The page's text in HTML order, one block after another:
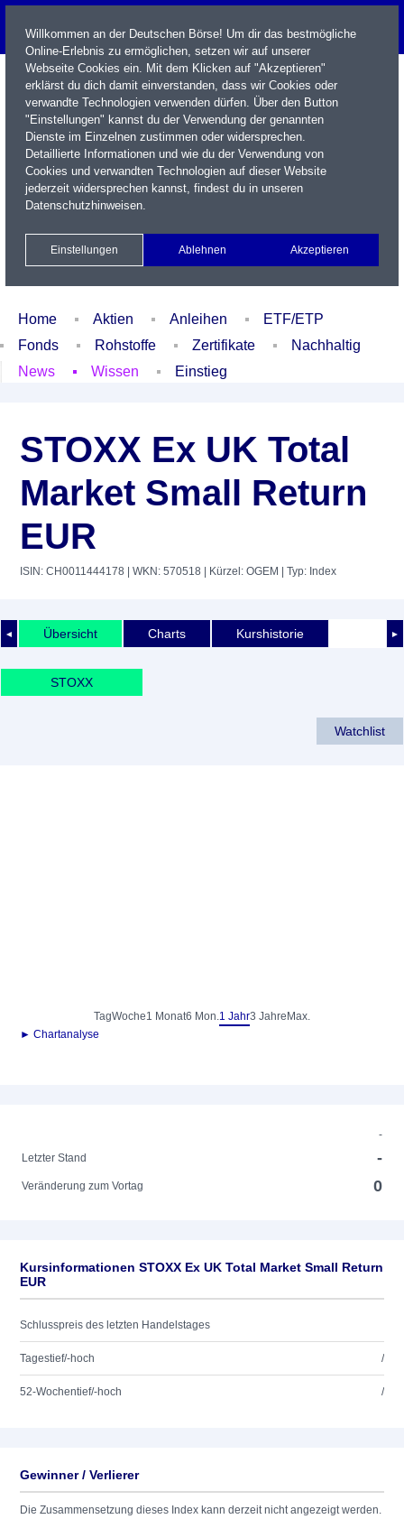
Name / WKN / ISIN / Kürzel
Xetra Realtime
Watchlist Portfolio Login
Home Aktien Anleihen
ETF/ETP
Fonds
Rohstoffe Zertifikate
Nachhaltig
News
Wissen Einstieg
STOXX Ex UK Total
Market Small Return
EUR
ISIN: CH0011444178 | WKN: 570518 | Kürzel: OGEM | Typ: Index
◄ ►
Übersicht Charts Kurshistorie
STOXX
Watchlist
TagWoche1 Monat6 Mon.1 Jahr3 Jahre Max.
► Chartanalyse
-
Letzter Stand
-
Veränderung zum Vortag 0
Kursinformationen STOXX Ex UK Total Market Small Return
EUR
Schlusspreis des letzten Handelstages
Tagestief/-hoch /
52-Wochentief/-hoch /
Gewinner / Verlierer
Die Zusammensetzung dieses Index kann derzeit nicht angezeigt werden.
Willkommen an der Deutschen Börse! Um dir das bestmögliche
Online-Erlebnis zu ermöglichen, setzen wir auf unserer
Webseite Cookies ein. Mit dem Klicken auf "Akzeptieren"
erklärst du dich damit einverstanden, dass wir Cookies oder
verwandte Technologien verwenden dürfen. Über den Button
"Einstellungen" kannst du der Verwendung der genannten
Dienste im Einzelnen zustimmen oder widersprechen.
Detaillierte Informationen und wie du der Verwendung von
Cookies und verwandten Technologien auf dieser Website
jederzeit widersprechen kannst, findest du in unseren
Datenschutzhinweisen.
Einstellungen Ablehnen Akzeptieren